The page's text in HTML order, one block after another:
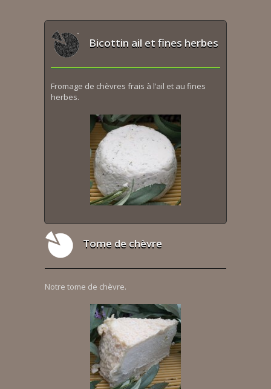
Bicottin ail et fines herbes
Fromage de chèvres frais à l’ail et au fines
herbes.
Tome de chèvre
Notre tome de chèvre.